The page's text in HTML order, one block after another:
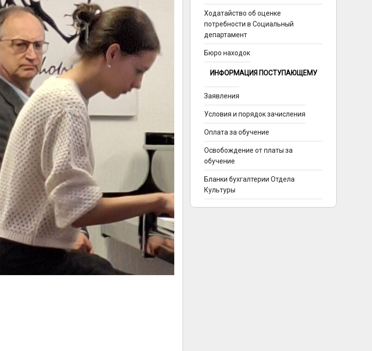
Ходатайство об оценке
потребности в Социальный
департамент
Бюро находок
ИНФОРМАЦИЯ ПОСТУПАЮЩЕМУ
Заявления
Условия и порядок зачисления
Оплата за обучение
Освобождение от платы за
обучение
Бланки бухгалтерии Отдела
Культуры